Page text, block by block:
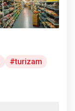
turizam